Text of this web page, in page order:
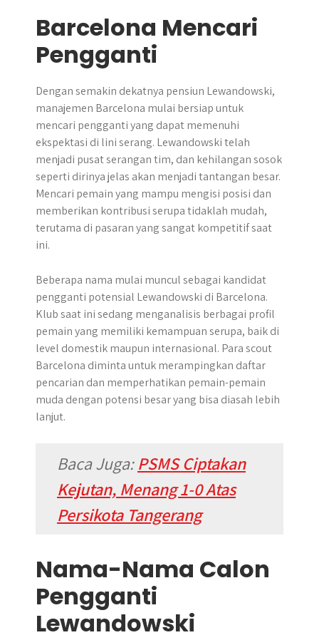
Barcelona Mencari
Pengganti
Dengan semakin dekatnya pensiun Lewandowski,
manajemen Barcelona mulai bersiap untuk
mencari pengganti yang dapat memenuhi
ekspektasi di lini serang. Lewandowski telah
menjadi pusat serangan tim, dan kehilangan sosok
seperti dirinya jelas akan menjadi tantangan besar.
Mencari pemain yang mampu mengisi posisi dan
memberikan kontribusi serupa tidaklah mudah,
terutama di pasaran yang sangat kompetitif saat
ini.
Beberapa nama mulai muncul sebagai kandidat
pengganti potensial Lewandowski di Barcelona.
Klub saat ini sedang menganalisis berbagai profil
pemain yang memiliki kemampuan serupa, baik di
level domestik maupun internasional. Para scout
Barcelona diminta untuk merampingkan daftar
pencarian dan memperhatikan pemain-pemain
muda dengan potensi besar yang bisa diasah lebih
lanjut.
Baca Juga:PSMS Ciptakan
Kejutan, Menang 1-0 Atas
Persikota Tangerang
Nama-Nama Calon
Pengganti
Lewandowski